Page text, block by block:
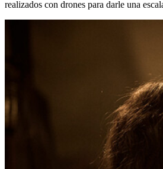
realizados con drones para darle una